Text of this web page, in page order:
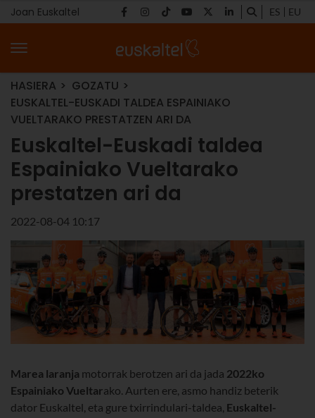
Joan Euskaltel ES EU
HASIERA
GOZATU
EUSKALTEL-EUSKADI TALDEA ESPAINIAKO
VUELTARAKO PRESTATZEN ARI DA
Euskaltel-Euskadi taldea
Espainiako Vueltarako
prestatzen ari da
2022-08-04 10:17
Marea laranja motorrak berotzen ari da jada 2022ko
Espainiako Vueltarako. Aurten ere, asmo handiz beterik
dator Euskaltel, eta gure txirrindulari-taldea, Euskaltel-